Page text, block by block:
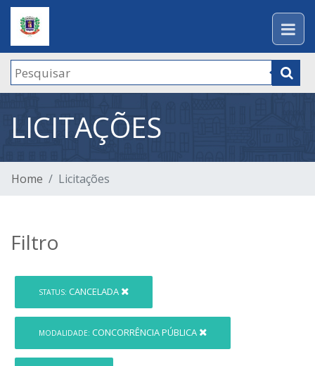
LICITAÇÕES
Home Licitações
Filtro
STATUS: CANCELADA
MODALIDADE: CONCORRÊNCIA PÚBLICA